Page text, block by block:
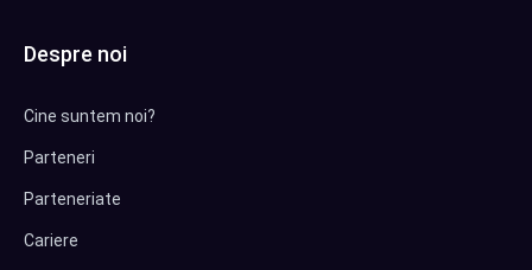
Despre noi
Cine suntem noi?
Parteneri
Parteneriate
Cariere